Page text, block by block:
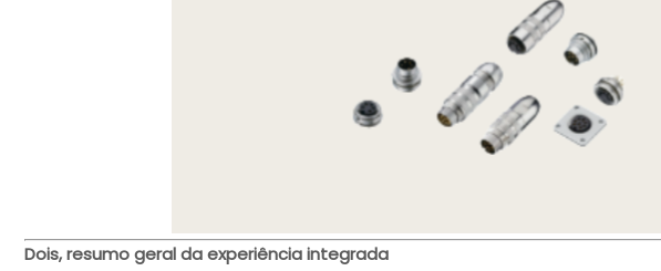
Dois, resumo geral da experiência integrada